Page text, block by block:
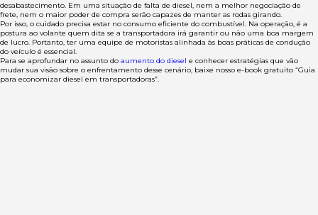
desabastecimento. Em uma situação de falta de diesel, nem a melhor negociação de
frete, nem o maior poder de compra serão capazes de manter as rodas girando.
Por isso, o cuidado precisa estar no consumo eficiente do combustível. Na operação, é a
postura ao volante quem dita se a transportadora irá garantir ou não uma boa margem
de lucro. Portanto, ter uma equipe de motoristas alinhada às boas práticas de condução
do veículo é essencial.
Para se aprofundar no assunto do aumento do diesel e conhecer estratégias que vão
mudar sua visão sobre o enfrentamento desse cenário, baixe nosso e-book gratuito “Guia
para economizar diesel em transportadoras”.